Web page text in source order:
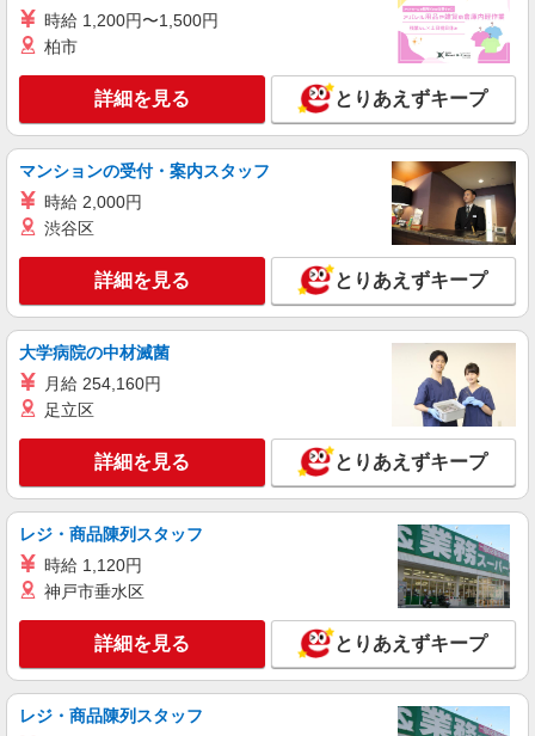
アルバイト
株式会社バイトレ（ADM817155）
コツコツ派歓迎｜見る・分ける・貼るだけ♪倉
時給1243円（就業先により異なる）
キープ 詳細を見る
株式会社バイトレ（ADM817153）
【接客なし】静かな職場で集中◎検品・箱詰め
時給1243円（就業先により異なる）
キープ 詳細を見る
アルバイト パート
株式会社バイトレ（ADM816322）
手のひらサイズ中心◎数える・詰めるだけの超
時給1243円（就業先により異なる）
群馬県前橋市
キープ 詳細を見る
時給 1,200円〜1,500円
柏市
詳細を見る とりあえずキープ
マンションの受付・案内スタッフ
時給 2,000円
渋谷区
詳細を見る とりあえずキープ
大学病院の中材滅菌
月給 254,160円
足立区
詳細を見る とりあえずキープ
レジ・商品陳列スタッフ
時給 1,120円
神戸市垂水区
詳細を見る とりあえずキープ
レジ・商品陳列スタッフ